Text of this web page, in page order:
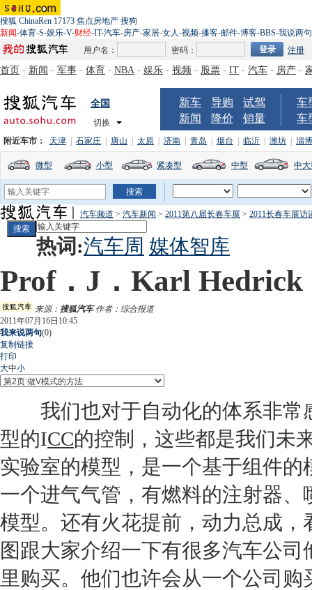
搜狐 ChinaRen 17173 焦点房地产 搜狗
新闻-体育-S-娱乐-V-财经-IT-汽车-房产-家居-女人-视频-播客-邮件-博客-BBS-我说两句
用户名：
密码： 注册
首页 - 新闻 - 军事 - 体育 - NBA - 娱乐 - 视频 - 股票 - IT - 汽车 - 房产 -
全国
切换
新车 导购
试驾
新闻
降价 销量
车
车
附近车市： 天津 石家庄 唐山 太原 济南 青岛 烟台 临沂 潍坊 淄博
微型 小型 紧凑型 中型 中
汽车频道 > 汽车新闻 > 2011第八届长春车展 > 2011长春车展访
热词:汽车周 媒体智库
Prof．J．Karl Hedrick
来源： 搜狐汽车作者：综合报道
2011年07月16日10:45
我来说两句(0)
复制链接
打印
大中小
我们也对于自动化的体系非常
型的ICC的控制，这些都是我们未
实验室的模型，是一个基于组件
一个进气气管，有燃料的注射器
模型。还有火花提前，动力总成
图跟大家介绍一下有很多汽车公
里购买。他们也许会从一个公司